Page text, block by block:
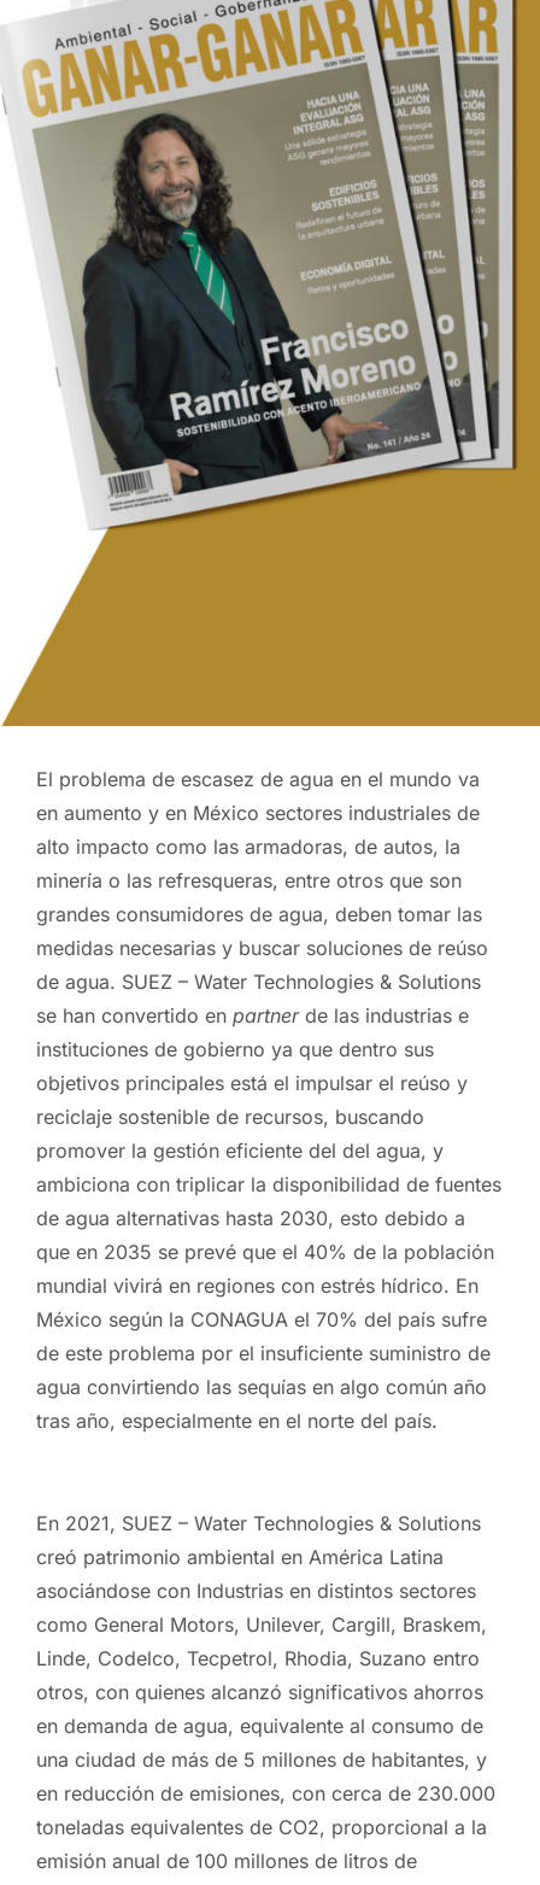
El problema de escasez de agua en el mundo va
en aumento y en México sectores industriales de
alto impacto como las armadoras, de autos, la
minería o las refresqueras, entre otros que son
grandes consumidores de agua, deben tomar las
medidas necesarias y buscar soluciones de reúso
de agua. SUEZ – Water Technologies & Solutions
se han convertido en partnerde las industrias e
instituciones de gobierno ya que dentro sus
objetivos principales está el impulsar el reúso y
reciclaje sostenible de recursos, buscando
promover la gestión eficiente del del agua, y
ambiciona con triplicar la disponibilidad de fuentes
de agua alternativas hasta 2030, esto debido a
que en 2035 se prevé que el 40% de la población
mundial vivirá en regiones con estrés hídrico. En
México según la CONAGUA el 70% del país sufre
de este problema por el insuficiente suministro de
agua convirtiendo las sequías en algo común año
tras año, especialmente en el norte del país.
En 2021, SUEZ – Water Technologies & Solutions
creó patrimonio ambiental en América Latina
asociándose con Industrias en distintos sectores
como General Motors, Unilever, Cargill, Braskem,
Linde, Codelco, Tecpetrol, Rhodia, Suzano entro
otros, con quienes alcanzó significativos ahorros
en demanda de agua, equivalente al consumo de
una ciudad de más de 5 millones de habitantes, y
en reducción de emisiones, con cerca de 230.000
toneladas equivalentes de CO2, proporcional a la
emisión anual de 100 millones de litros de